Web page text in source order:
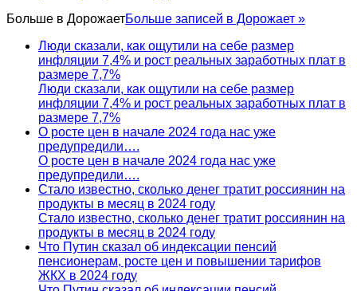
Больше в ДорожаетБольше записей в Дорожает »
Люди сказали, как ощутили на себе размер
инфляции 7,4% и рост реальных заработных плат в
размере 7,7%
Люди сказали, как ощутили на себе размер
инфляции 7,4% и рост реальных заработных плат в
размере 7,7%
О росте цен в начале 2024 года нас уже
предупредили….
О росте цен в начале 2024 года нас уже
предупредили….
Стало известно, сколько денег тратит россиянин на
продукты в месяц в 2024 году
Стало известно, сколько денег тратит россиянин на
продукты в месяц в 2024 году
Что Путин сказал об индексации пенсий
пенсионерам, росте цен и повышении тарифов
ЖКХ в 2024 году